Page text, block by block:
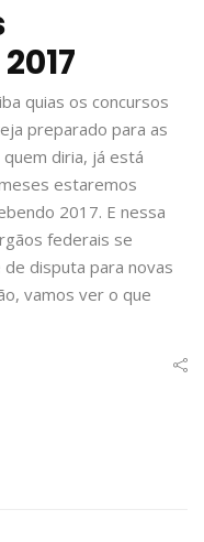
quias os concursos
preparado para as
diria, já está
estaremos
2017. E nessa
federais se
disputa para novas
vamos ver o que